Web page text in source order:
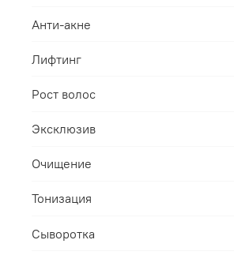
Анти-акне
Лифтинг
Рост волос
Эксклюзив
Очищение
Тонизация
Сыворотка